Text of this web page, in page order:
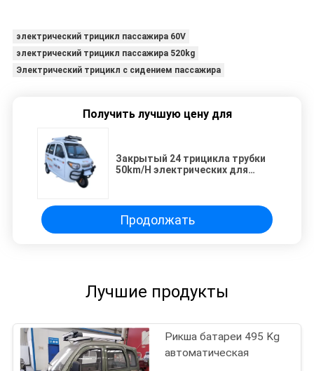
электрический трицикл пассажира 60V
электрический трицикл пассажира 520kg
Электрический трицикл с сидением пассажира
Получить лучшую цену для
Закрытый 24 трицикла трубки
50km/H электрических для
Продолжать
Лучшие продукты
Рикша батареи 495 Kg
автоматическая